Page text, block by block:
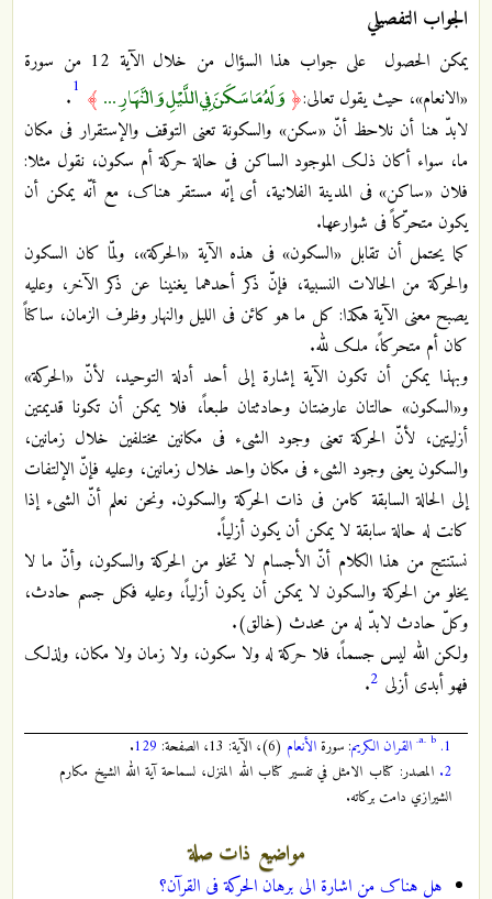
الجواب التفصيلي
یمکن الحصول على جواب هذا السؤال من خلال الآیة 12 من سورة
«الانعام»، حیث یقول تعالى:﴿ وَلَهُ مَا سَكَنَ فِي اللَّيْلِ وَالنَّهَارِ ... ﴾ 1
.
لابدّ هنا أن نلاحظ أنّ «سکن» والسکونة تعنی التوقف والإستقرار فی مکان
ما، سواء أکان ذلک الموجود الساکن فی حالة حرکة أم سکون، نقول مثلا:
فلان «ساکن» فی المدینة الفلانیة، أی إنّه مستقر هناک، مع أنّه یمکن أن
یکون متحرّکاً فی شوارعها.
کما یحتمل أن تقابل «السکون» فی هذه الآیة «الحرکة»، ولمّا کان السکون
والحرکة من الحالات النسبیة، فإنّ ذکر أحدهما یغنینا عن ذکر الآخر، وعلیه
یصبح معنى الآیة هکذا: کل ما هو کائن فی اللیل والنهار وظرف الزمان، ساکناً
کان أم متحرکاً، ملک لله.
وبهذا یمکن أن تکون الآیة إشارة إلى أحد أدلة التوحید، لأنّ «الحرکة»
و«السکون» حالتان عارضتان وحادثتان طبعاً، فلا یمکن أن تکونا قدیمتین
أزلیتین، لأنّ الحرکة تعنی وجود الشیء فی مکانین مختلفین خلال زمانین،
والسکون یعنی وجود الشیء فی مکان واحد خلال زمانین، وعلیه فإنّ الإلتفات
إلى الحالة السابقة کامن فی ذات الحرکة والسکون. ونحن نعلم أنّ الشیء إذا
کانت له حالة سابقة لا یمکن أن یکون أزلیاً.
نستنتج من هذا الکلام أنّ الأجسام لا تخلو من الحرکة والسکون، وأنّ ما لا
یخلو من الحرکة والسکون لا یمکن أن یکون أزلیاً، وعلیه فکل جسم حادث،
وکلّ حادث لابدّ له من محدث (خالق).
ولکن الله لیس جسماً، فلا حرکة له ولا سکون، ولا زمان ولا مکان، ولذلک
فهو أبدی أزلی 2
.
1.
a. b. القران الكريم: سورةالأنعام (6)، الآية: 13، الصفحة: 129
.
2. المصدر: كتاب الامثل في تفسير كتاب الله المنزل‌، لسماحة آية الله الشيخ مكارم
الشيرازي دامت بركاته.
مواضيع ذات صلة
هل هناک من اشارة الى برهان الحرکة فی القرآن؟